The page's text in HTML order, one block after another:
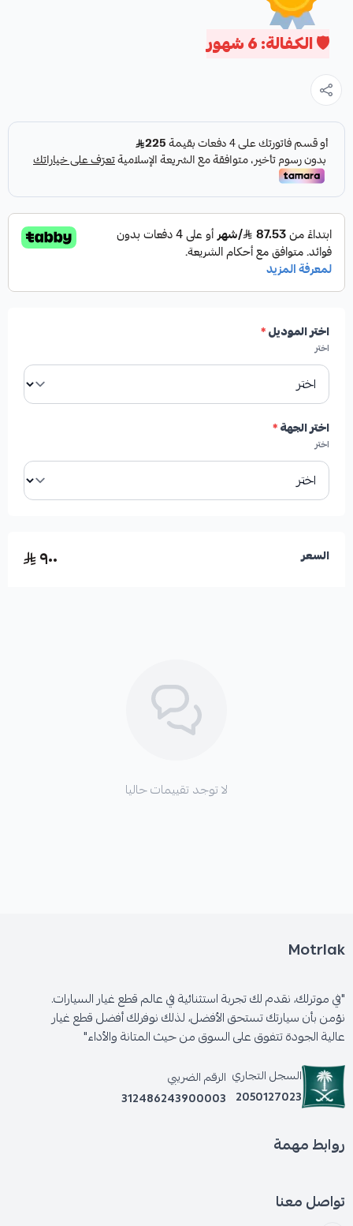
🛡️ الكفالة: 6 شهور
اختر الموديل*
اختر
اختر الجهة*
اختر
السعر ٩٠٠
لا توجد تقييمات حاليا
Motrlak
"في موترلك، نقدم لك تجربة استثنائية في عالم قطع غيار السيارات.
نؤمن بأن سيارتك تستحق الأفضل، لذلك نوفرلك أفضل قطع غيار
عالية الجودة تتفوق على السوق من حيث المتانة والأداء"
السجل التجاري
2050127023
الرقم الضريبي
312486243900003
روابط مهمة
تواصل معنا